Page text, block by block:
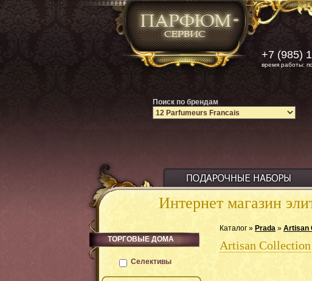
Интернет магазин
Каталог » Prada » Artisan
Artisan Collection
ТОРГОВЫЕ ДОМА
Селективы
+7 (985)
время работы:
Поиск по брендам